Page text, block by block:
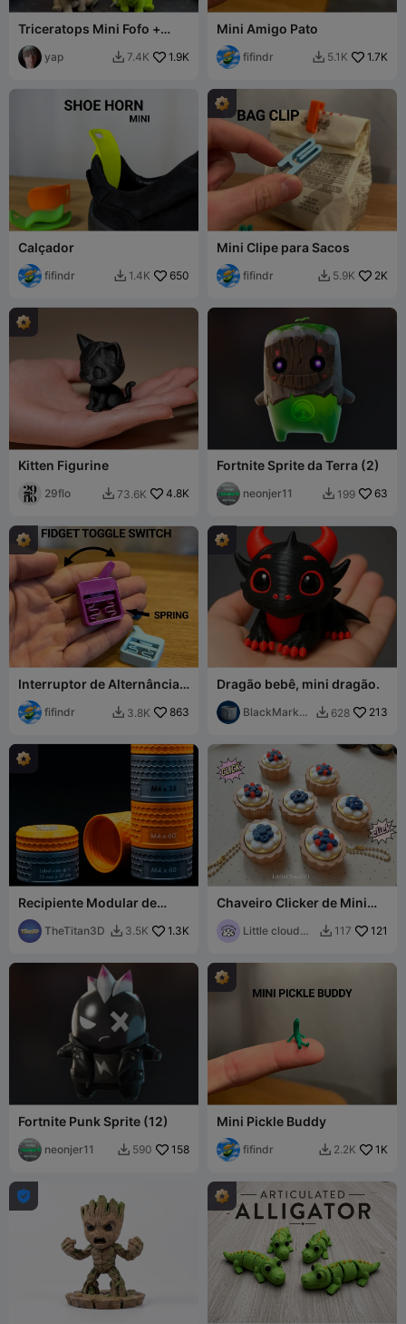
Triceratops Mini Fofo +
Chaveiro
yap  7.4K 1.9K
Mini Amigo Pato
fifindr  5.1K 1.7K
Calçador
fifindr  1.4K 650
Mini Clipe para Sacos
fifindr  5.9K 2K
Kitten Figurine
29flo  73.6K 4.8K
Fortnite Sprite da Terra (2)
neonjer11  199 63
Interruptor de Alternância
Fidget
fifindr  3.8K 863
Dragão bebê, mini dragão.
BlackMarketi
 628 213
Recipiente Modular de
Armazenamento em Favos
de Mel / Espaço para
Etiqueta
TheTitan3D  3.5K 1.3K
Chaveiro Clicker de Mini
Torta de Frutas Vermelhas
Little cloud
 117 121
Fortnite Punk Sprite (12)
neonjer11  590 158
Mini Pickle Buddy
fifindr  2.2K 1K
